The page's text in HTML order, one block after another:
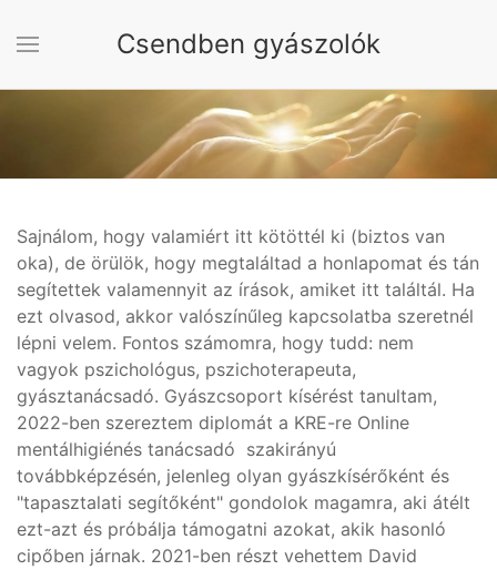
Fő tartalom átugrása
Csendben gyászolók
Sajnálom, hogy valamiért itt kötöttél ki (biztos van
oka), de örülök, hogy megtaláltad a honlapomat és tán
segítettek valamennyit az írások, amiket itt találtál. Ha
ezt olvasod, akkor valószínűleg kapcsolatba szeretnél
lépni velem. Fontos számomra, hogy tudd: nem
vagyok pszichológus, pszichoterapeuta,
gyásztanácsadó. Gyászcsoport kísérést tanultam,
2022-ben szereztem diplomát a KRE-re Online
mentálhigiénés tanácsadó szakirányú
továbbképzésén, jelenleg olyan gyászkísérőként és
"tapasztalati segítőként" gondolok magamra, aki átélt
ezt-azt és próbálja támogatni azokat, akik hasonló
cipőben járnak. 2021-ben részt vehettem David